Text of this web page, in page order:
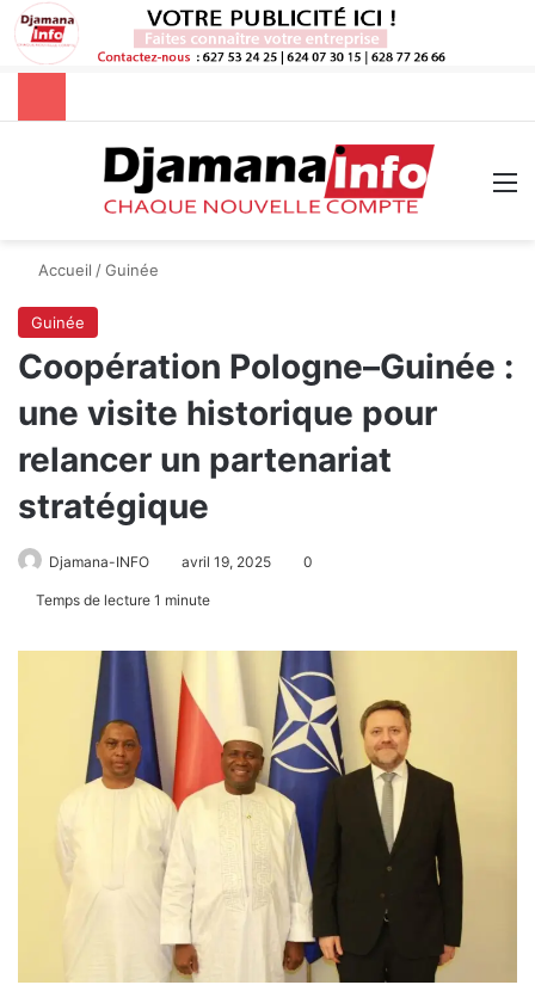
Rechercher
Accueil /Guinée
Guinée
Coopération Pologne–Guinée :
une visite historique pour
relancer un partenariat
stratégique
Djamana-INFO avril 19, 2025 0
Temps de lecture 1 minute